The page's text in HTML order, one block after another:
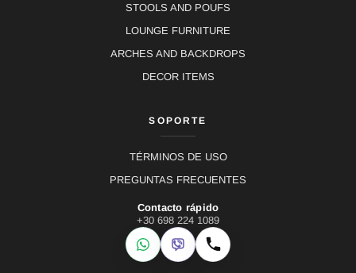
STOOLS AND POUFS
LOUNGE FURNITURE
ARCHES AND BACKDROPS
DECOR ITEMS
SOPORTE
TÉRMINOS DE USO
PREGUNTAS FRECUENTES
Contacto rápido
+30 698 224 1089
WhatsApp
Viber Llamar